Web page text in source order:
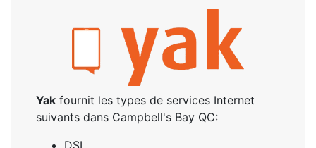
Yak fournit les types de services Internet
suivants dans Campbell's Bay QC:
DSL